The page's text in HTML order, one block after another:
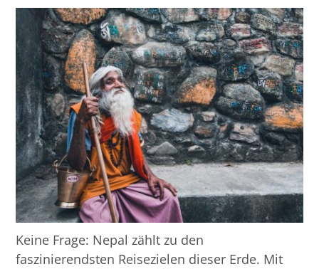
Keine Frage: Nepal zählt zu den
faszinierendsten Reisezielen dieser Erde. Mit